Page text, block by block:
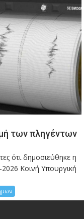
των πληγέντων
ότι δημοσιεύθηκε η
Κοινή Υπουργική